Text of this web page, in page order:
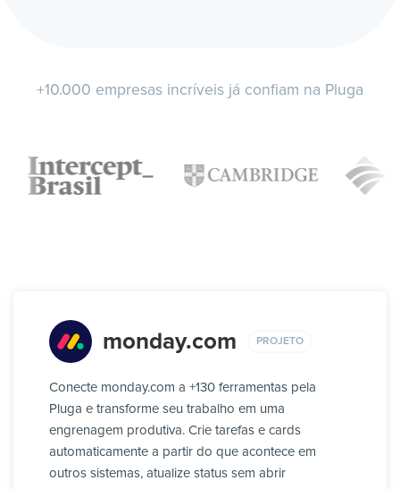
+10.000 empresas incríveis já confiam na Pluga
monday.com PROJETO
Conecte monday.com a +130 ferramentas pela
Pluga e transforme seu trabalho em uma
engrenagem produtiva. Crie tarefas e cards
automaticamente a partir do que acontece em
outros sistemas, atualize status sem abrir